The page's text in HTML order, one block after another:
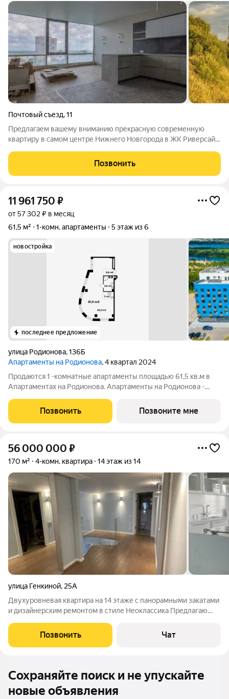
Почтовый съезд,11
Предлагаем вашему вниманию прекрасную современную
квартиру в самом центре Нижнего Новгорода в ЖК Риверсайд.
кирпичного дома 2013 года постройки. В квартире площадью
Позвонить
11 961 750 ₽
от 57 302 ₽ в месяц
61,5 м²
1-комн. апартаменты 5 этаж из 6
новостройка
последнее предложение
улица Родионова,136Б
Апартаменты на Родионова, 4 квартал 2024
Продаются 1 -комнатные апартаменты площадью 61,5 кв.м в
Апартаментах на Родионова. Апартаменты на Родионова -
с ТЦ «Фантастика» и ТЦ «Ганза». Недвижимость двойного
назначения можно использовать
Позвонить Позвоните мне
56 000 000 ₽
170 м² 4-комн. квартира 14 этаж из 14
улица Генкиной, 25А
Двухуровневая квартира на 14 этаже с панорамными закатами
и дизайнерским ремонтом в стиле Неоклассика Предлагаю
верхнем этаже 14-этажного дома. Это пространство создано
для тех, кто ценит свет,
Позвонить Чат
Сохраняйте поиск и не упускайте
новые объявления